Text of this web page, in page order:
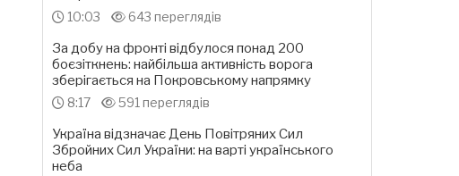
10:03 643 переглядів
За добу на фронті відбулося понад 200
боєзіткнень: найбільша активність ворога
зберігається на Покровському напрямку
8:17 591 переглядів
Україна відзначає День Повітряних Сил
Збройних Сил України: на варті українського
неба